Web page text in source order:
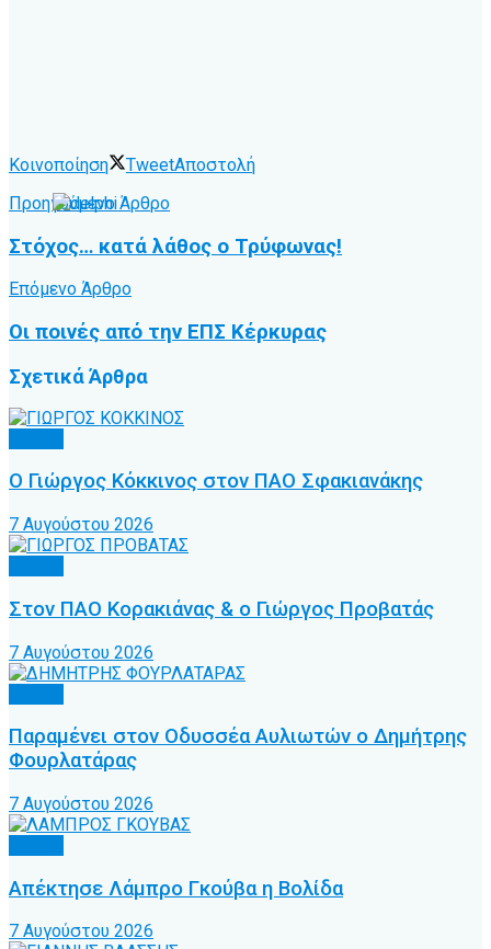
Κοινοποίηση TweetΑποστολή
Προηγούμενο Άρθρο
Στόχος… κατά λάθος ο Τρύφωνας!
Επόμενο Άρθρο
Οι ποινές από την ΕΠΣ Κέρκυρας
ΣχετικάΆρθρα
Ο Γιώργος Κόκκινος στον ΠΑΟ Σφακιανάκης
7 Αυγούστου 2026
Στον ΠΑΟ Κορακιάνας & ο Γιώργος Προβατάς
7 Αυγούστου 2026
Παραμένει στον Οδυσσέα Αυλιωτών ο Δημήτρης
Φουρλατάρας
7 Αυγούστου 2026
Απέκτησε Λάμπρο Γκούβα η Βολίδα
7 Αυγούστου 2026